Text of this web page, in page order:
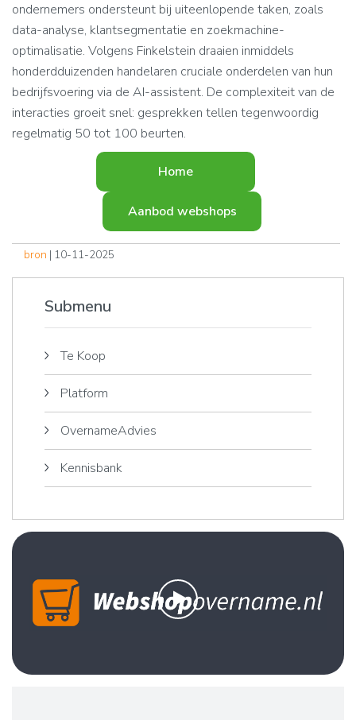
ondernemers ondersteunt bij uiteenlopende taken, zoals
data-analyse, klantsegmentatie en zoekmachine-
optimalisatie. Volgens Finkelstein draaien inmiddels
honderdduizenden handelaren cruciale onderdelen van hun
bedrijfsvoering via de AI-assistent. De complexiteit van de
interacties groeit snel: gesprekken tellen tegenwoordig
regelmatig 50 tot 100 beurten.
Home
Aanbod webshops
bron | 10-11-2025
Submenu
Te Koop
Platform
OvernameAdvies
Kennisbank